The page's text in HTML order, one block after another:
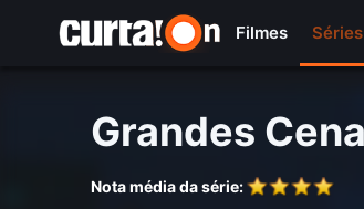
Filmes Séries
Grandes
Nota média da série: